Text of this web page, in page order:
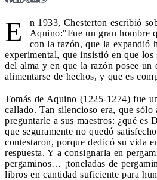
E
n 1933, Chesterton escribió
Aquino:"Fue un gran hombre
con la razón, que la expandió
experimental, que insistió en que los
del alma y en que la razón posee un
alimentarse de hechos, y que es
Tomás de Aquino (1225-1274) fue
callado. Tan silencioso era, que sólo
preguntarle a sus maestros: ¿qué es
que seguramente no quedó
contestaron, porque dedicó su vida
respuesta. Y a consignarla en
pergaminos… ¡toneladas de
libros en cantidad suficiente para